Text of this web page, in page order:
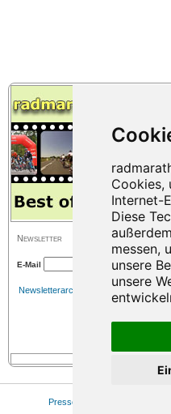
Newsletter
E-Mail
Newsletterarchiv
Presse